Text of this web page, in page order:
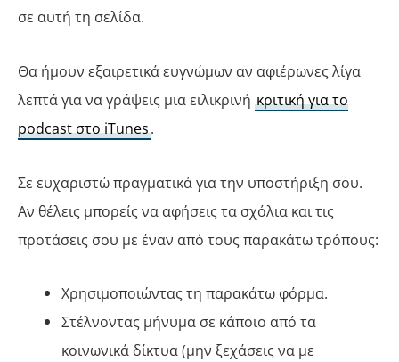
σε αυτή τη σελίδα.
Θα ήμουν εξαιρετικά ευγνώμων αν αφιέρωνες λίγα
λεπτά για να γράψεις μια ειλικρινή κριτική για το
podcast στο iTunes.
Σε ευχαριστώ πραγματικά για την υποστήριξη σου.
Αν θέλεις μπορείς να αφήσεις τα σχόλια και τις
προτάσεις σου με έναν από τους παρακάτω τρόπους:
Χρησιμοποιώντας τη παρακάτω φόρμα.
Στέλνοντας μήνυμα σε κάποιο από τα
κοινωνικά δίκτυα (μην ξεχάσεις να με